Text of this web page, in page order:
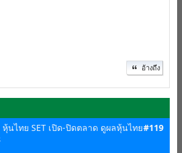
อ้างถึง
นไทย SET เปิด-ปิดตลาด ดูผลหุ้นไทย#119